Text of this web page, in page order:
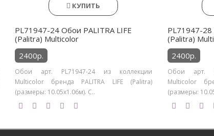
КУПИТЬ
PL71947-24 Обои PALITRA LIFE
(Palitra) Multicolor
2400р.
Обои арт. PL71947-24 из коллекции
Multicolor бренда PALITRA LIFE (Palitra)
(размеры: 10.05х1.06м). С..
PL71947-28
(Palitra)
2400р.
Обои арт.
Multicolor
(размеры: